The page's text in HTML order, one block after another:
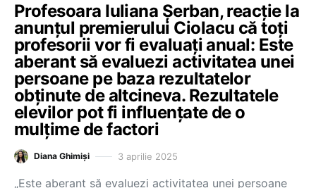
Profesoara Iuliana Șerban, reacție la
anunțul premierului Ciolacu că toți
profesorii vor fi evaluați anual: Este
aberant să evaluezi activitatea unei
persoane pe baza rezultatelor
obținute de altcineva. Rezultatele
elevilor pot fi influențate de o
mulțime de factori
Diana Ghimiși 3 aprilie 2025
„Este aberant să evaluezi activitatea unei persoane